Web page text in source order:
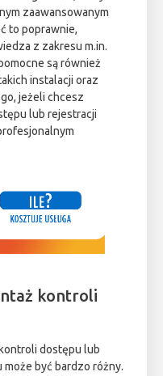
zaawansowanym
to poprawnie,
z zakresu m.in.
są również
instalacji oraz
jeżeli chcesz
lub rejestracji
kontroli
dostępu lub
może być bardzo różny.